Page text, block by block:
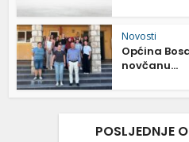
Novosti
Općina
novčanu...
POSLJEDNJE